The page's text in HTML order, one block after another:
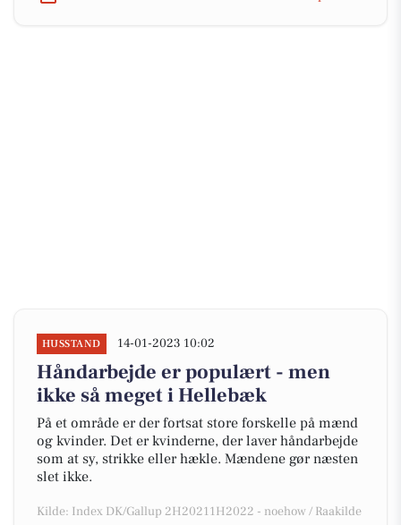
HUSSTAND 14-01-2023 10:02
Håndarbejde er populært - men
ikke så meget i Hellebæk
På et område er der fortsat store forskelle på mænd
og kvinder. Det er kvinderne, der laver håndarbejde
som at sy, strikke eller hækle. Mændene gør næsten
slet ikke.
Kilde: Index DK/Gallup 2H20211H2022 - noehow / Raakilde